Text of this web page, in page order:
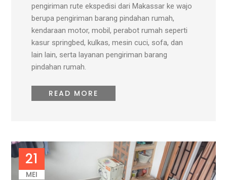
pengiriman rute ekspedisi dari Makassar ke wajo
berupa pengiriman barang pindahan rumah,
kendaraan motor, mobil, perabot rumah seperti
kasur springbed, kulkas, mesin cuci, sofa, dan
lain lain, serta layanan pengiriman barang
pindahan rumah.
READ MORE
21
MEI